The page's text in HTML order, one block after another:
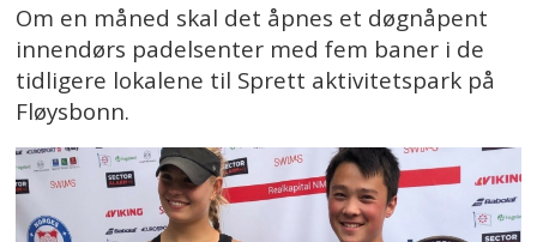
Om en måned skal det åpnes et døgnåpent
innendørs padelsenter med fem baner i de
tidligere lokalene til Sprett aktivitetspark på
Fløysbonn.